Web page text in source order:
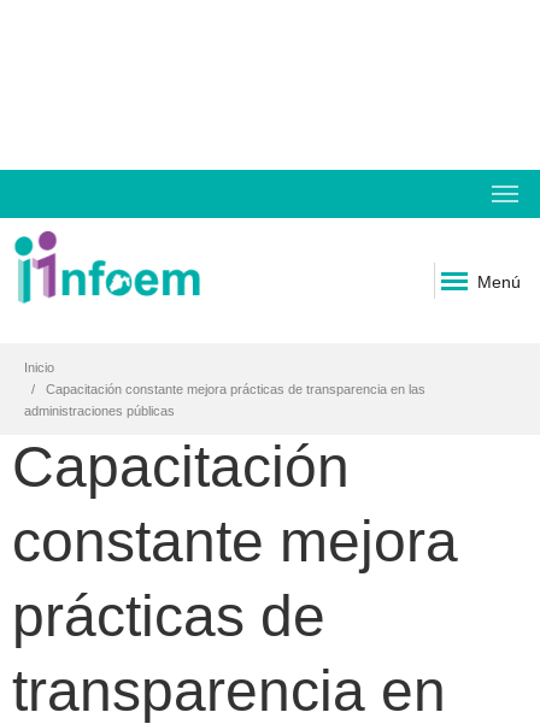
Menú
Inicio
Capacitación constante mejora prácticas de transparencia en las
administraciones públicas
Capacitación
constante mejora
prácticas de
transparencia en